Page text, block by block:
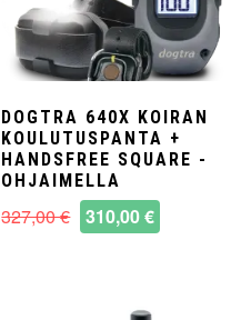
DOGTRA 640X KOIRAN
KOULUTUSPANTA +
HANDSFREE SQUARE -
OHJAIMELLA
327,00€ Alkuperäinen
hinta
310,00€